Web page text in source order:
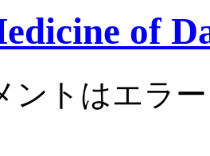
of
ントはエラ